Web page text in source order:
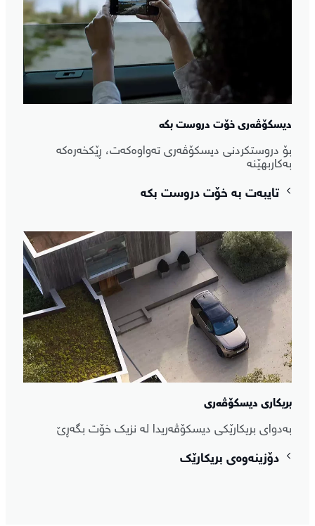
دیسکۆڤەری خۆت دروست بکە
بۆ دروستکردنی دیسکۆڤەری تەواوەکەت، ڕێکخەرەکە
بەکاربهێنە
تایبەت بە خۆت دروست بکە
بریکاری دیسکۆڤەری
بەدوای بریکارێکی دیسکۆڤەریدا لە نزیک خۆت بگەڕێ
دۆزینەوەی بریکارێک